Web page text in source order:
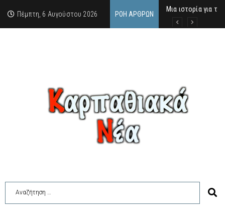
Πέμπτη, 6 Αυγούστου 2026 ΡΟΉ ΆΡΘΡΩΝ
Μια ιστορία για
Δρ. Εμμανουέλλα
Χάιδω-Ειρήνη